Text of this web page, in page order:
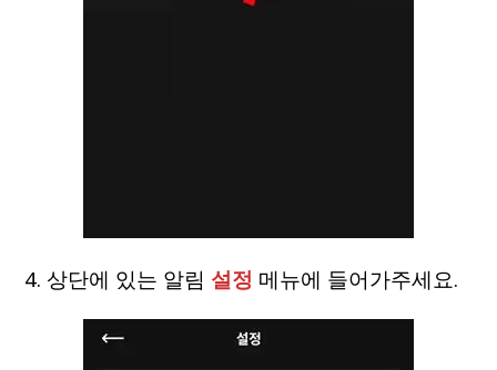
4. 상단에 있는 알림설정 메뉴에 들어가주세요.